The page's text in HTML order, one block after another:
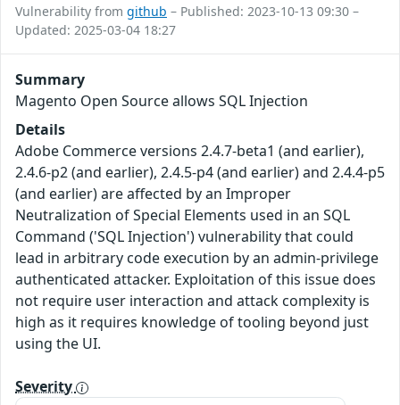
Vulnerability from github – Published: 2023-10-13 09:30 –
Updated: 2025-03-04 18:27
Summary
Magento Open Source allows SQL Injection
Details
Adobe Commerce versions 2.4.7-beta1 (and earlier),
2.4.6-p2 (and earlier), 2.4.5-p4 (and earlier) and 2.4.4-p5
(and earlier) are affected by an Improper
Neutralization of Special Elements used in an SQL
Command ('SQL Injection') vulnerability that could
lead in arbitrary code execution by an admin-privilege
authenticated attacker. Exploitation of this issue does
not require user interaction and attack complexity is
high as it requires knowledge of tooling beyond just
using the UI.
Severity